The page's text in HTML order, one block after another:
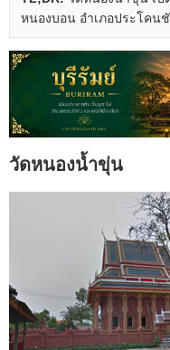
หนองบอน อำเภอประโคนชั
วัดหนองน้ำขุ่น